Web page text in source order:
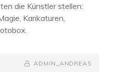
die Künstler stellen:
Karikaturen,
BY
BYLINE
ADMIN_ANDREAS